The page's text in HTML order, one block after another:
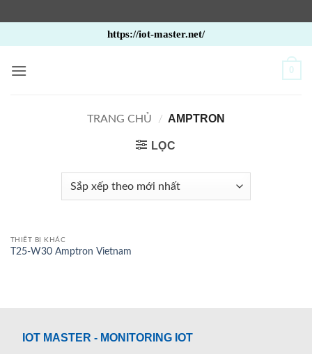
qua
nội
https://iot-master.net/
0
TRANG CHỦ / AMPTRON
LỌC
THIẾT BỊ KHÁC
T25-W30 Amptron Vietnam
IOT MASTER - MONITORING IOT